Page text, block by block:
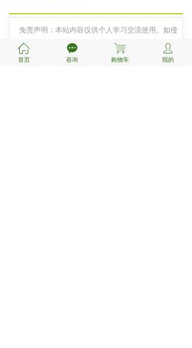
免责声明：本站内容仅供个人学习交流使用。如侵
权，请联系管理员QQ: 1075383148
ꀇ
首页
끁
咨询
ꁈ
购物车
ꄑ
我的